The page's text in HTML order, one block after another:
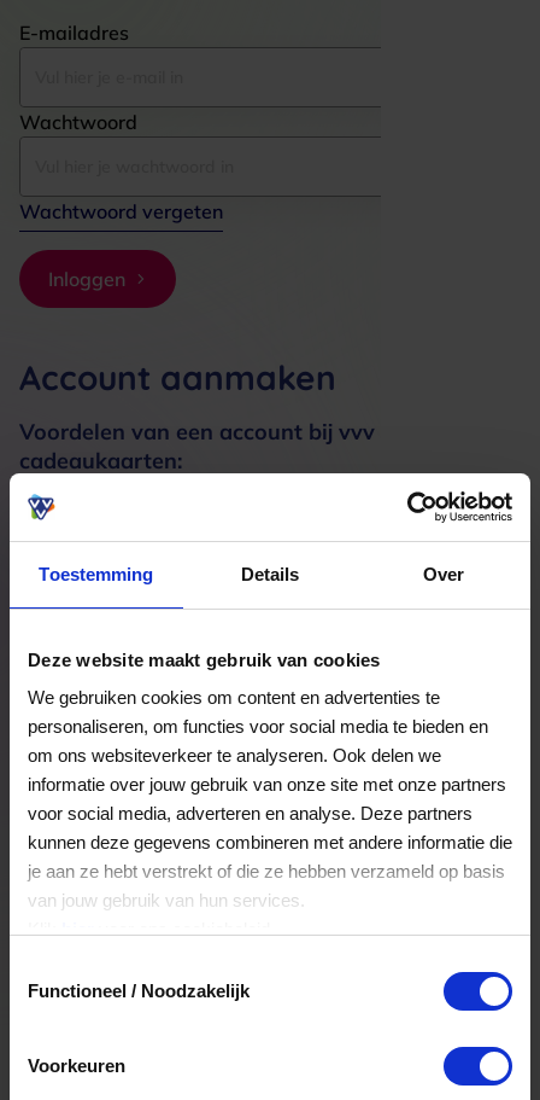
Toestemming Details Over
Deze website maakt gebruik van cookies
We gebruiken cookies om content en advertenties te
personaliseren, om functies voor social media te bieden en
om ons websiteverkeer te analyseren. Ook delen we
informatie over jouw gebruik van onze site met onze partners
voor social media, adverteren en analyse. Deze partners
kunnen deze gegevens combineren met andere informatie die
je aan ze hebt verstrekt of die ze hebben verzameld op basis
van jouw gebruik van hun services.
Functioneel / Noodzakelijk
Voorkeuren
E-mailadres
Wachtwoord
Wachtwoord vergeten
Inloggen
Account aanmaken
Voordelen van een account bij vvv
cadeaukaarten:
Meerdere adressen registreren
Een bestelling volgen
Nog veel meer...
Maak account aan